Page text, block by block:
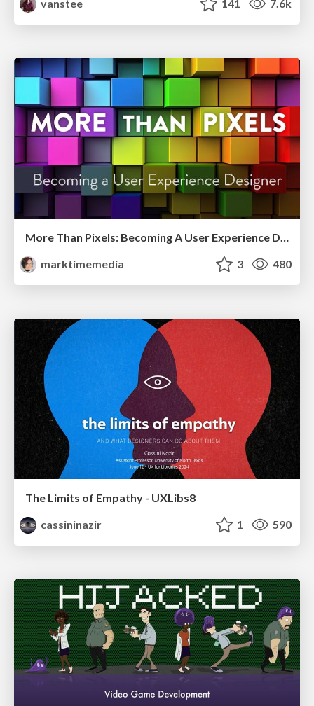
vanstee
141 7.6k
More Than Pixels: Becoming A User Experience Designer
marktimemedia
3 480
The Limits of Empathy - UXLibs8
cassininazir
1 590